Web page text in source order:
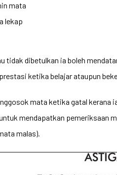
mata
lekap
tidak dibetulkan ia boleh
ketika belajar ataupun
mata ketika gatal kerana
mendapatkan pemeriksaan
malas).